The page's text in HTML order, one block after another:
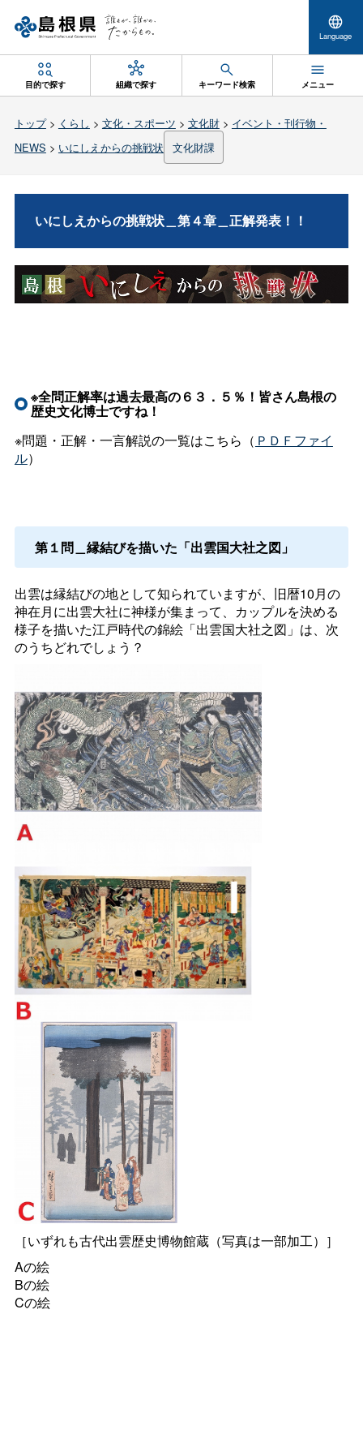
Language
目的で探す 組織で探す キーワード検索 メニュー
トップ> くらし > 文化・スポーツ > 文化財> イベント・刊行物・
NEWS > いにしえからの挑戦状 文化財課
いにしえからの挑戦状＿第４章＿正解発表！！
※全問正解率は過去最高の６３．５％！皆さん島根の
歴史文化博士ですね！
※問題・正解・一言解説の一覧はこちら（ ＰＤＦファイ
ル）
第１問＿縁結びを描いた「出雲国大社之図」
出雲は縁結びの地として知られていますが、旧暦10月の
神在月に出雲大社に神様が集まって、カップルを決める
様子を描いた江戸時代の錦絵「出雲国大社之図」は、次
のうちどれでしょう？
［いずれも古代出雲歴史博物館蔵（写真は一部加工）］
Aの絵
Bの絵
Cの絵